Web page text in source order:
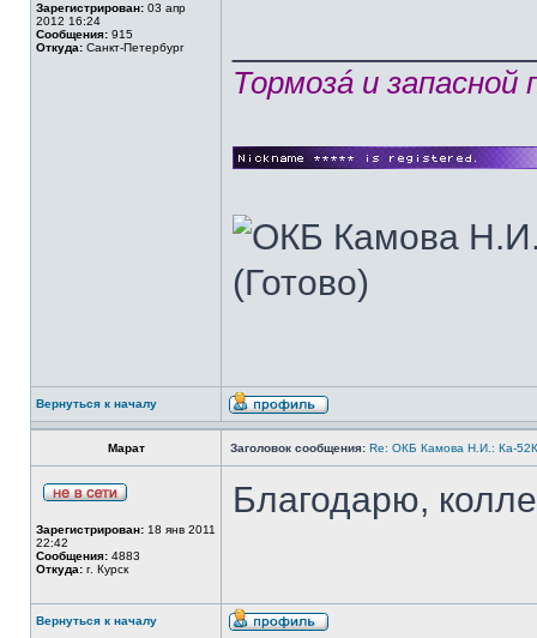
Зарегистрирован: 03 апр
2012 16:24
Сообщения: 915
Откуда: Санкт-Петербург
Тормозá и
Вернуться к началу
Марат Заголовок сообщения: Re: ОКБ Камова Н.И.: Ка-
Зарегистрирован: 18 янв 2011
22:42
Сообщения: 4883
Откуда: г. Курск
Благодарю,
Вернуться к началу